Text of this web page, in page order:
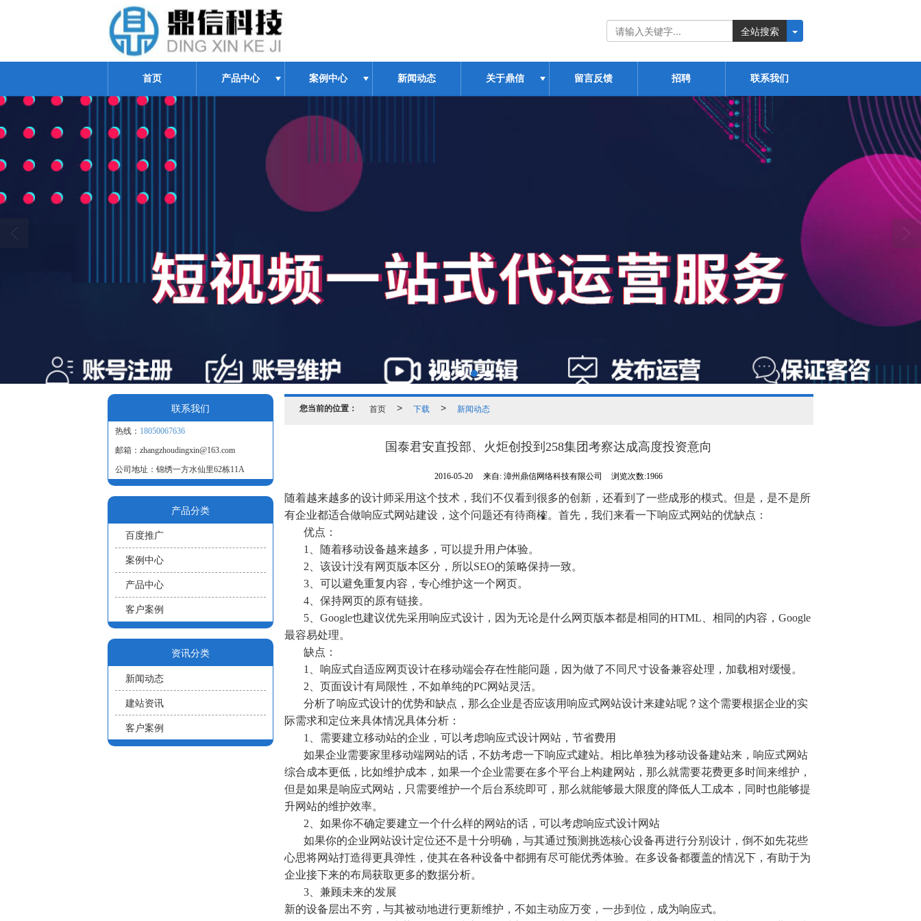
全站搜索
首页 产品中心 案例中心 新闻动态 关于鼎信 留言反馈 招聘 联系我们
联系我们
热线： 18050067636
邮箱：zhangzhoudingxin@163.com
公司地址：锦绣一方水仙里62栋11A
产品分类
百度推广
案例中心
产品中心
客户案例
资讯分类
新闻动态
建站资讯
客户案例
您当前的位置： 首页 > 下载 > 新闻动态
国泰君安直投部、火炬创投到258集团考察达成高度投资意向
2016-05-20 来自:漳州鼎信网络科技有限公司 浏览次数:1966
随着越来越多的设计师采用这个技术，我们不仅看到很多的创新，还看到了一些成形的模式。但是，是不是所
有企业都适合做响应式网站建设 ，这个问题还有待商榷。首先，我们来看一下响应式网站的优缺点：
优点：
1、随着移动设备越来越多，可以提升用户体验。
2、该设计没有网页版本区分，所以SEO的策略保持一致。
3、可以避免重复内容，专心维护这一个网页。
4、保持网页的原有链接。
5、Google也建议优先采用响应式设计，因为无论是什么网页版本都是相同的HTML、相同的内容，Google
最容易处理。
缺点：
1、响应式自适应网页设计在移动端会存在性能问题，因为做了不同尺寸设备兼容处理，加载相对缓慢。
2、页面设计有局限性，不如单纯的PC网站灵活。
分析了响应式设计的优势和缺点，那么企业是否应该用响应式网站设计来建站呢？这个需要根据企业的实
际需求和定位来具体情况具体分析：
1、需要建立移动站的企业，可以考虑响应式设计网站，节省费用
如果企业需要家里移动端网站的话，不妨考虑一下响应式建站。相比单独为移动设备建站来，响应式网站
综合成本更低，比如维护成本，如果一个企业需要在多个平台上构建网站，那么就需要花费更多时间来维护，
但是如果是响应式网站，只需要维护一个后台系统即可，那么就能够最大限度的降低人工成本，同时也能够提
升网站的维护效率。
2、如果你不确定要建立一个什么样的网站的话，可以考虑响应式设计网站
如果你的企业网站设计定位还不是十分明确，与其通过预测挑选核心设备再进行分别设计，倒不如先花些
心思将网站打造得更具弹性，使其在各种设备中都拥有尽可能优秀体验。在多设备都覆盖的情况下，有助于为
企业接下来的布局获取更多的数据分析。
3、兼顾未来的发展
新的设备层出不穷，与其被动地进行更新维护，不如主动应万变，一步到位，成为响应式。